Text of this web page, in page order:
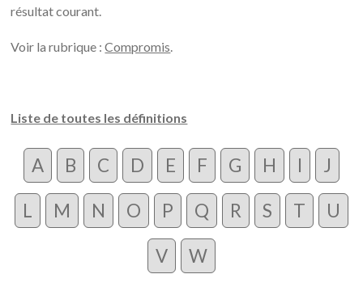
résultat courant.
Voir la rubrique :Compromis.
Liste de toutes les définitions
A B C D E F G H I J
L M N O P Q R S T U
V W